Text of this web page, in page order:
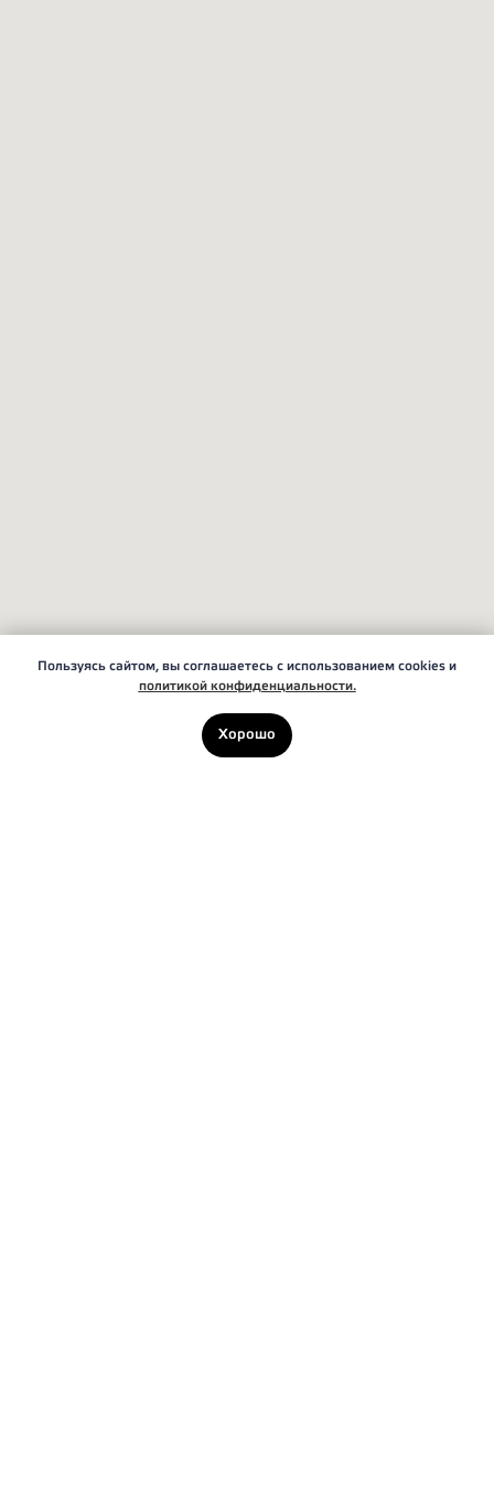
Пользуясь сайтом, вы соглашаетесь с использованием cookies и
политикой конфиденциальности.
Хорошо